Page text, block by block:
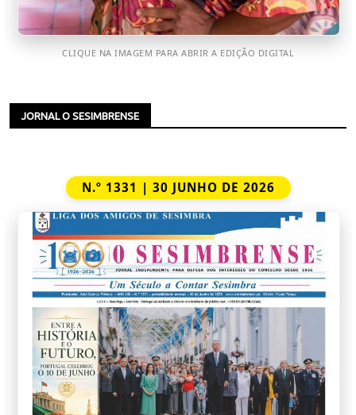
CLIQUE NA IMAGEM PARA ABRIR A EDIÇÃO DIGITAL
JORNAL O SESIMBRENSE
N.º 1331 | 30 JUNHO DE 2026